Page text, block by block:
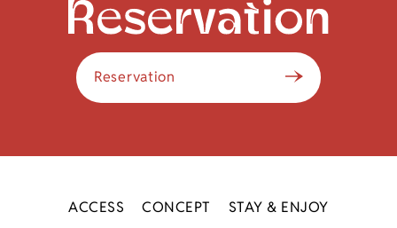
Reservation
ACCESS CONCEPT
STAY & ENJOY